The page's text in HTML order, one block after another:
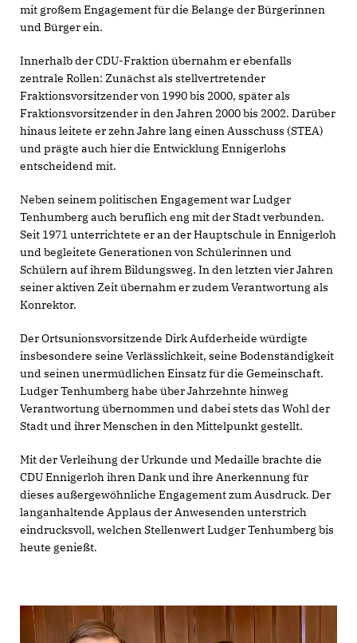
mit großem Engagement für die Belange der Bürgerinnen
und Bürger ein.
Innerhalb der CDU-Fraktion übernahm er ebenfalls
zentrale Rollen: Zunächst als stellvertretender
Fraktionsvorsitzender von 1990 bis 2000, später als
Fraktionsvorsitzender in den Jahren 2000 bis 2002. Darüber
hinaus leitete er zehn Jahre lang einen Ausschuss (STEA)
und prägte auch hier die Entwicklung Ennigerlohs
entscheidend mit.
Neben seinem politischen Engagement war Ludger
Tenhumberg auch beruflich eng mit der Stadt verbunden.
Seit 1971 unterrichtete er an der Hauptschule in Ennigerloh
und begleitete Generationen von Schülerinnen und
Schülern auf ihrem Bildungsweg. In den letzten vier Jahren
seiner aktiven Zeit übernahm er zudem Verantwortung als
Konrektor.
Der Ortsunionsvorsitzende Dirk Aufderheide würdigte
insbesondere seine Verlässlichkeit, seine Bodenständigkeit
und seinen unermüdlichen Einsatz für die Gemeinschaft.
Ludger Tenhumberg habe über Jahrzehnte hinweg
Verantwortung übernommen und dabei stets das Wohl der
Stadt und ihrer Menschen in den Mittelpunkt gestellt.
Mit der Verleihung der Urkunde und Medaille brachte die
CDU Ennigerloh ihren Dank und ihre Anerkennung für
dieses außergewöhnliche Engagement zum Ausdruck. Der
langanhaltende Applaus der Anwesenden unterstrich
eindrucksvoll, welchen Stellenwert Ludger Tenhumberg bis
heute genießt.